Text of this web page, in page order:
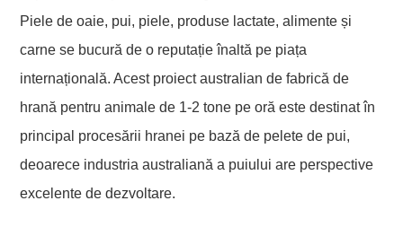
Piele de oaie, pui, piele, produse lactate, alimente și
carne se bucură de o reputație înaltă pe piața
internațională. Acest proiect australian de fabrică de
hrană pentru animale de 1-2 tone pe oră este destinat în
principal procesării hranei pe bază de pelete de pui,
deoarece industria australiană a puiului are perspective
excelente de dezvoltare.